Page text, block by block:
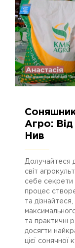
2820
Агро:
Нив
Долучайтеся
світ
себе секрети
процес
та
та практичні
досягти
цієї сонячної